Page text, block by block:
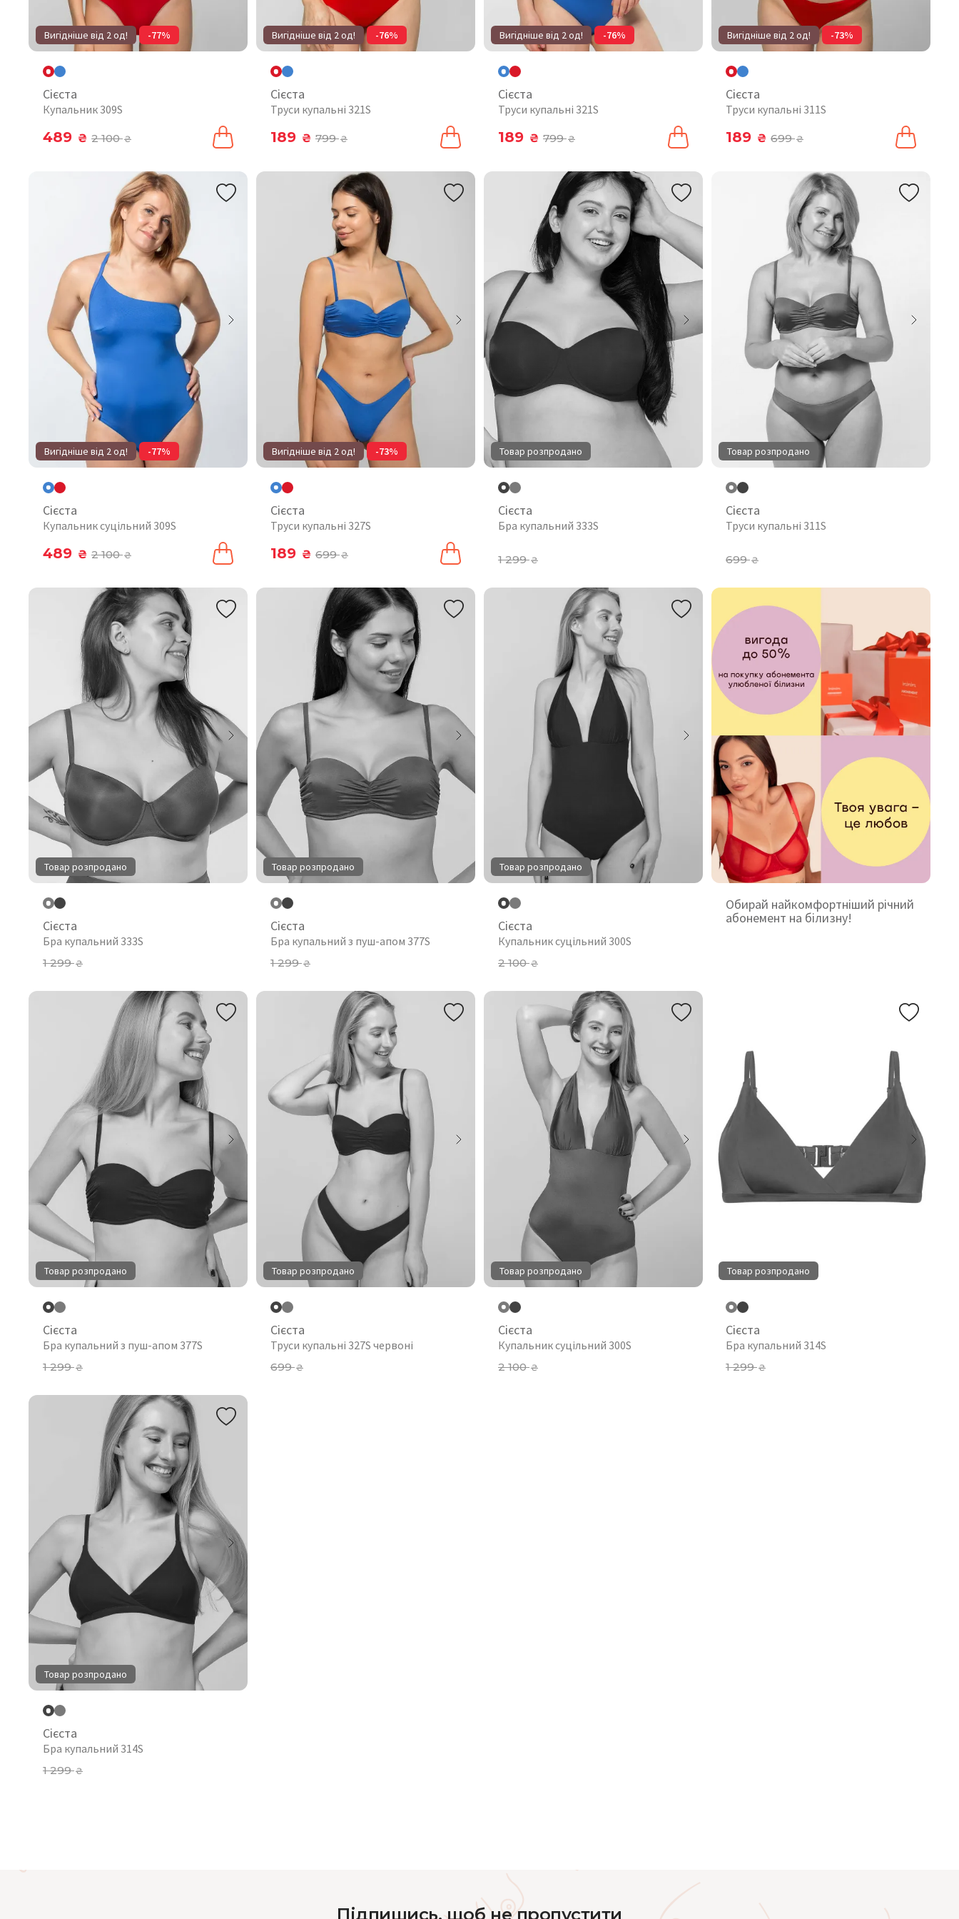
Вигідніше від 2 од! -77%
Сієста
Купальник 309S
489 ₴ 2 100₴
Вигідніше від 2 од! -76%
Сієста
Труси купальні 321S
189 ₴ 799₴
Вигідніше від 2 од! -76%
Сієста
Труси купальні 321S
189 ₴ 799₴
Вигідніше від 2 од! -73%
Сієста
Труси купальні 311S
189 ₴ 699₴
Вигідніше від 2 од! -77%
Сієста
Купальник суцільний 309S
489 ₴ 2 100₴
Вигідніше від 2 од! -73%
Сієста
Труси купальні 327S
189 ₴ 699₴
Товар розпродано
Сієста
Бра купальний 333S
1 299₴
Товар розпродано
Сієста
Труси купальні 311S
699₴
Товар розпродано
Сієста
Бра купальний 333S
1 299₴
Товар розпродано
Сієста
Бра купальний з пуш-апом 377S
1 299₴
Товар розпродано
Сієста
Купальник суцільний 300S
2 100₴
Обирай найкомфортніший річний
абонемент на білизну!
Товар розпродано
Сієста
Бра купальний з пуш-апом 377S
1 299₴
Товар розпродано
Сієста
Труси купальні 327S червоні
699₴
Товар розпродано
Сієста
Купальник суцільний 300S
2 100₴
Товар розпродано
Сієста
Бра купальний 314S
1 299₴
Товар розпродано
Сієста
Бра купальний 314S
1 299₴
Підпишись, щоб не пропустити